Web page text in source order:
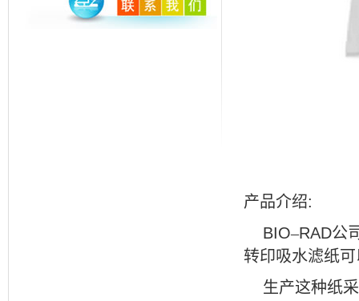
产品介绍:
BIO–RAD公
转印吸水滤纸
生产这种纸